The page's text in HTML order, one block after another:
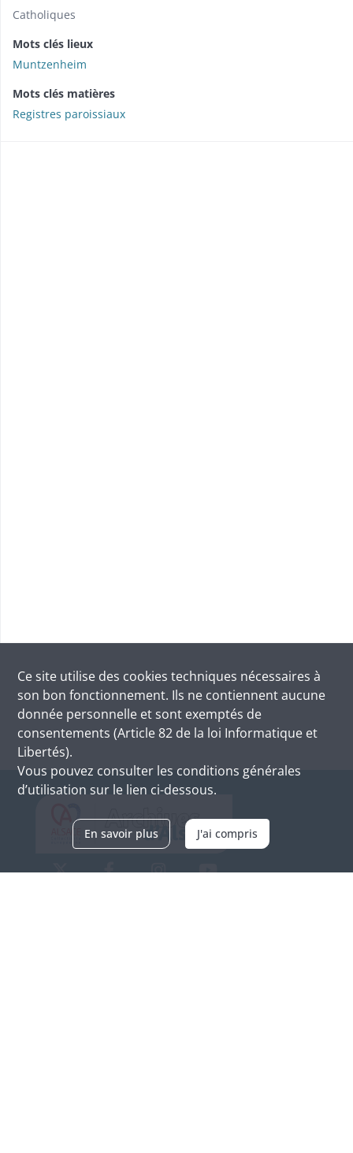
Catholiques
Mots clés lieux
Muntzenheim
Mots clés matières
Registres paroissiaux
Ce site utilise des cookies techniques nécessaires à
son bon fonctionnement. Ils ne contiennent aucune
donnée personnelle et sont exemptés de
consentements (Article 82 de la loi Informatique et
Libertés).
Vous pouvez consulter les conditions générales
d’utilisation sur le lien ci-dessous.
En savoir plus J'ai compris